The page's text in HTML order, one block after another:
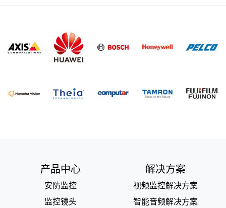
产品中心
安防监控
监控镜头
解决方案
视频监控解决方案
智能音频解决方案